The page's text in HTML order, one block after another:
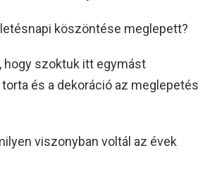
köszöntése meglepett?
hogy szoktuk itt egymást
és a dekoráció az meglepetés
viszonyban voltál az évek